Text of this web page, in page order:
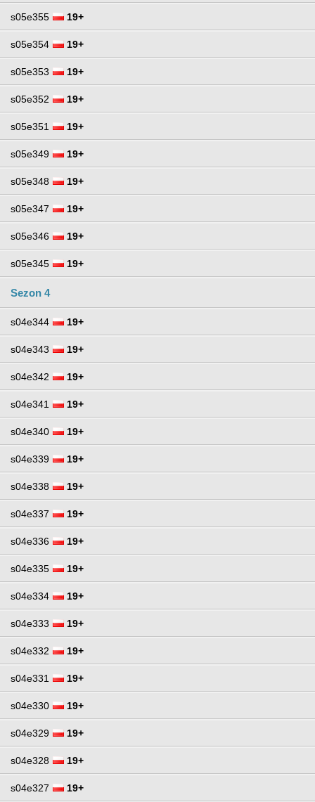
s05e355 19+
s05e354 19+
s05e353 19+
s05e352 19+
s05e351 19+
s05e349 19+
s05e348 19+
s05e347 19+
s05e346 19+
s05e345 19+
Sezon 4
s04e344 19+
s04e343 19+
s04e342 19+
s04e341 19+
s04e340 19+
s04e339 19+
s04e338 19+
s04e337 19+
s04e336 19+
s04e335 19+
s04e334 19+
s04e333 19+
s04e332 19+
s04e331 19+
s04e330 19+
s04e329 19+
s04e328 19+
s04e327 19+